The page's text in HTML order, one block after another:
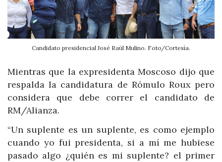
Candidato presidencial José Raúl Mulino. Foto/Cortesía.
Mientras que la expresidenta Moscoso dijo que
respalda la candidatura de Rómulo Roux pero
considera que debe correr el candidato de
RM/Alianza.
“Un suplente es un suplente, es como ejemplo
cuando yo fui presidenta, si a mí me hubiese
pasado algo ¿quién es mi suplente? el primer